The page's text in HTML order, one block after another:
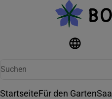
StartseiteFür den Garten